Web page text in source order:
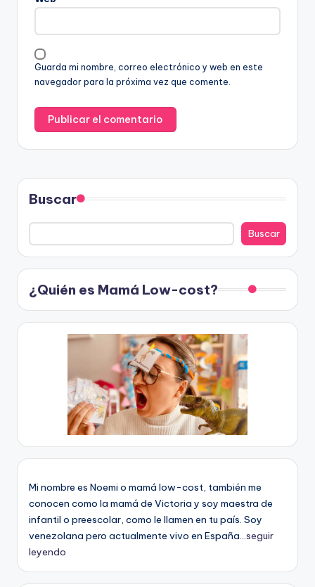
Guarda mi nombre, correo electrónico y web en este
navegador para la próxima vez que comente.
Buscar
Buscar
¿Quién es Mamá Low-cost?
Mi nombre es Noemi o mamá low-cost, también me
conocen como la mamá de Victoria y soy maestra de
infantil o preescolar, como le llamen en tu país. Soy
venezolana pero actualmente vivo en España...seguir
leyendo